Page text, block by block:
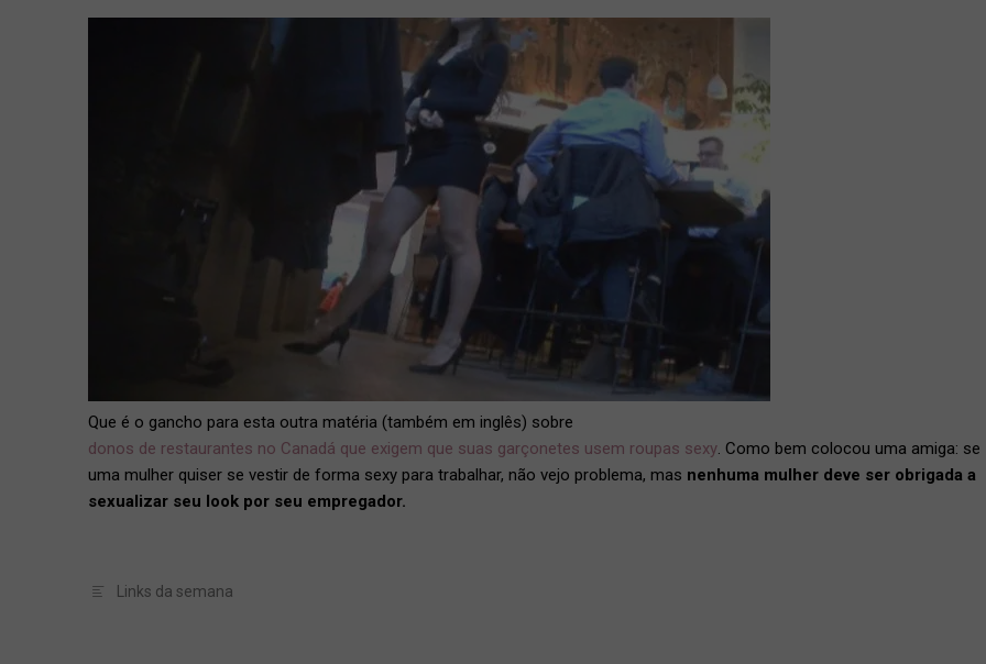
Que é o gancho para esta outra matéria (também em inglês) sobre
donos de restaurantes no Canadá que exigem que suas garçonetes usem roupas sexy. Como bem colocou uma amiga: se
uma mulher quiser se vestir de forma sexy para trabalhar, não vejo problema, mas nenhuma mulher deve ser obrigada a
sexualizar seu look por seu empregador.
Links da semana